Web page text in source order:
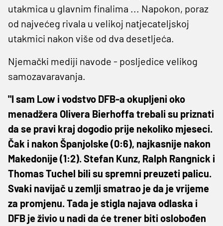
utakmica u glavnim finalima ... Napokon, poraz
od najvećeg rivala u velikoj natjecateljskoj
utakmici nakon više od dva desetljeća.
Njemački mediji navode - posljedice velikog
samozavaravanja.
"I sam Low i vodstvo DFB-a okupljeni oko
menadžera Olivera Bierhoffa trebali su priznati
da se pravi kraj dogodio prije nekoliko mjeseci.
Čak i nakon Španjolske (0:6), najkasnije nakon
Makedonije (1:2). Stefan Kunz, Ralph Rangnick i
Thomas Tuchel bili su spremni preuzeti palicu.
Svaki navijač u zemlji smatrao je da je vrijeme
za promjenu. Tada je stigla najava odlaska i
DFB je živio u nadi da će trener biti oslobođen